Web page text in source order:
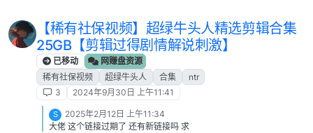
【稀有社保视频】超绿牛头人精选剪辑合集
25GB【剪辑过得剧情解说刺激】
已移动
网赚盘资源
稀有社保视频
超绿牛头人 合集
ntr
3
2024年9月30日 上午11:41
S
2025年2月12日 上午11:34
大佬 这个链接过期了 还有新链接吗 求